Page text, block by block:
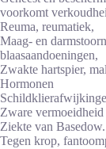
voorkomt
Reuma, reumatiek,
Maag- en
blaasaandoeningen,
Zwakte hartspier,
Hormonen
Zware vermoeidheid
Ziekte van Basedow.
Tegen krop,